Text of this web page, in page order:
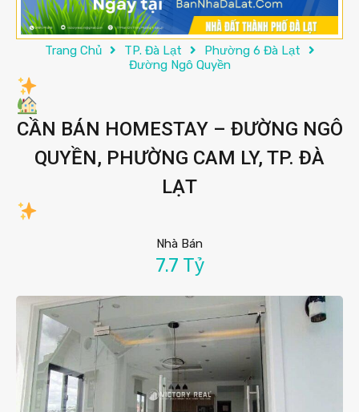
Trang Chủ TP. Đà Lạt
Phường 6 Đà Lạt
Đường Ngô Quyền
CẦN BÁN HOMESTAY – ĐƯỜNG NGÔ
QUYỀN, PHƯỜNG CAM LY, TP. ĐÀ
LẠT
Nhà Bán
7.7 Tỷ